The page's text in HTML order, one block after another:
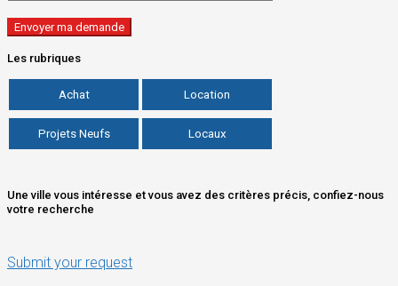
Les rubriques
Achat Location
Projets Neufs Locaux
Une ville vous intéresse et vous avez des critères précis, confiez-nous
votre recherche
Submit your request